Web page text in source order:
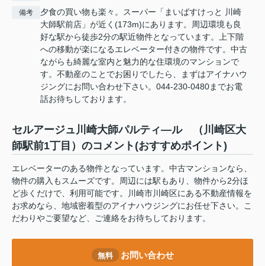
備考
夕食の買い物も楽々。スーパー「まいばすけっと 川崎
大師駅前店」が近く(173m)にあります。周辺環境も良
好な駅から徒歩2分の駅近物件となっています。上下階
への移動が楽になるエレベーター付きの物件です。中古
ながらも綺麗な室内と魅力的な住環境のマンションで
す。不動産のことでお困りでしたら、まずはアイナハウ
ジングにお問い合わせ下さい。044-230-0480までお電
話お待ちしております。
セルアージュ川崎大師パルティ―ル （川崎区大
師駅前1丁目）のコメント(おすすめポイント)
エレベーターのある物件となっています。中古マンションなら、
物件の購入もスムーズです。周辺には駅もあり、物件から2分ほ
ど歩くだけで、利用可能です。川崎市川崎区にある不動産情報を
お求めなら、地域密着型のアイナハウジングにお任せ下さい。こ
だわりやご要望など、ご連絡をお待ちしております。
無料 お問い合わせ